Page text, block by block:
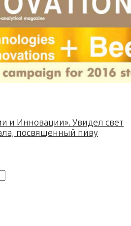
и Инновации». Увидел свет
посвященный пиву